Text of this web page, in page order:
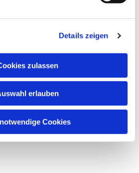
Details zeigen
zulassen
erlauben
Cookies